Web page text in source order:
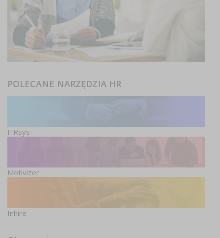
POLECANE NARZĘDZIA HR
HRsys
Motivizer
Inhire